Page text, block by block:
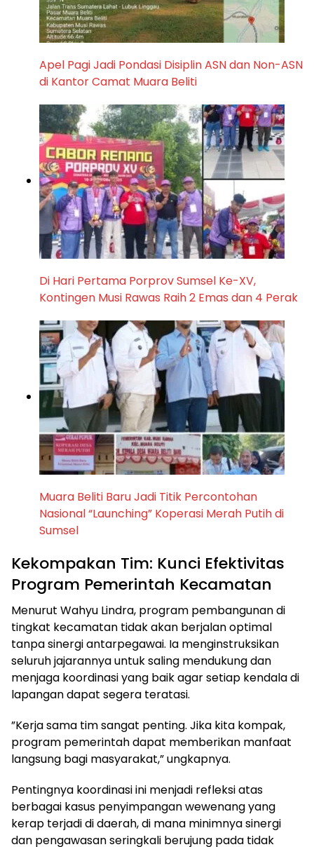
Apel Pagi Jadi Pondasi Disiplin ASN dan Non-ASN
di Kantor Camat Muara Beliti
Di Hari Pertama Porprov Sumsel Ke-XV,
Kontingen Musi Rawas Raih 2 Emas dan 4 Perak
Muara Beliti Baru Jadi Titik Percontohan
Nasional “Launching” Koperasi Merah Putih di
Sumsel
​Kekompakan Tim: Kunci Efektivitas
Program Pemerintah Kecamatan
​Menurut Wahyu Lindra, program pembangunan di
tingkat kecamatan tidak akan berjalan optimal
tanpa sinergi antarpegawai. Ia menginstruksikan
seluruh jajarannya untuk saling mendukung dan
menjaga koordinasi yang baik agar setiap kendala di
lapangan dapat segera teratasi.
​”Kerja sama tim sangat penting. Jika kita kompak,
program pemerintah dapat memberikan manfaat
langsung bagi masyarakat,” ungkapnya.
​Pentingnya koordinasi ini menjadi refleksi atas
berbagai kasus penyimpangan wewenang yang
kerap terjadi di daerah, di mana minimnya sinergi
dan pengawasan seringkali berujung pada tidak